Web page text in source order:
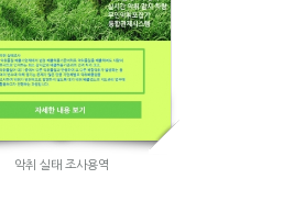
악취 실태 조사용역